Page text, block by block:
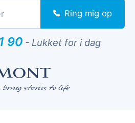
Ring mig op
90 - Lukket for i dag